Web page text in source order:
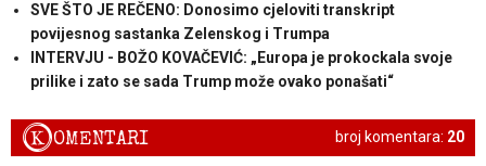
SVE ŠTO JE REČENO: Donosimo cjeloviti transkript
povijesnog sastanka Zelenskog i Trumpa
INTERVJU - BOŽO KOVAČEVIĆ: „Europa je prokockala svoje
prilike i zato se sada Trump može ovako ponašati“
broj komentara: 20
KOMENTARI